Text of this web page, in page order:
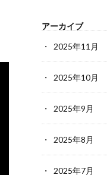
アーカイブ
2025年11月
2025年10月
2025年9月
2025年8月
2025年7月